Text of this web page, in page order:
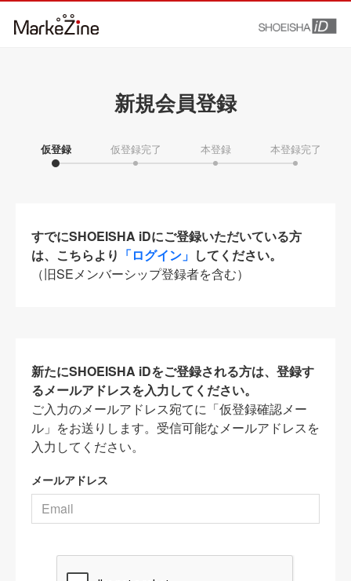
新規会員登録
仮登録 仮登録完了 本登録 本登録完了
すでにSHOEISHA iDにご登録いただいている方
は、こちらより 「ログイン」 してください。
（旧SEメンバーシップ登録者を含む）
新たにSHOEISHA iDをご登録される方は、登録す
るメールアドレスを入力してください。
ご入力のメールアドレス宛てに「仮登録確認メー
ル」をお送りします。受信可能なメールアドレスを
入力してください。
メールアドレス